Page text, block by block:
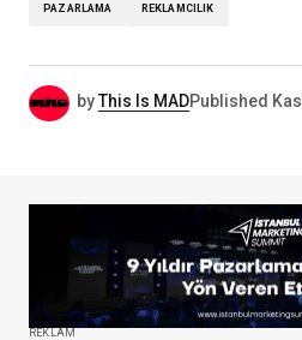
PAZARLAMA REKLAMCILIK
byThis Is MADPublished
REKLAM